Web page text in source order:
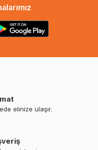
elinize ulaşır.